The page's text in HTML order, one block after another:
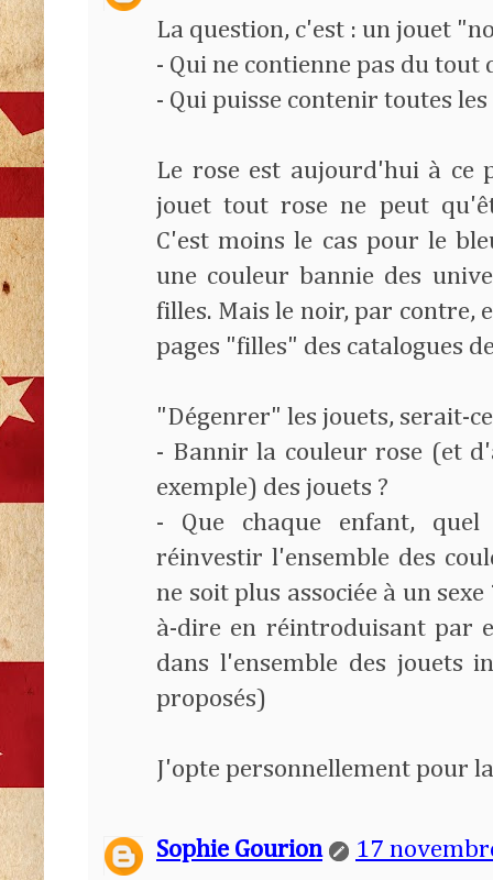
La question, c'est : un jouet
- Qui ne contienne pas du tout
- Qui puisse contenir toutes
Le rose est aujourd'hui à ce
jouet tout rose ne peut
C'est moins le cas pour le
une couleur bannie des
filles. Mais le noir, par contre,
pages "filles" des catalogues
"Dégenrer" les jouets, serait-
- Bannir la couleur rose (et
exemple) des jouets ?
- Que chaque enfant,
réinvestir l'ensemble des
ne soit plus associée à un
à-dire en réintroduisant par
dans l'ensemble des jouets
proposés)
J'opte personnellement pour
Sophie Gourion
17